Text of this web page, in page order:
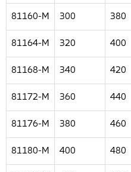
81160-M 300 380
81164-M 320 400
81168-M 340 420
81172-M 360 440
81176-M 380 460
81180-M 400 480